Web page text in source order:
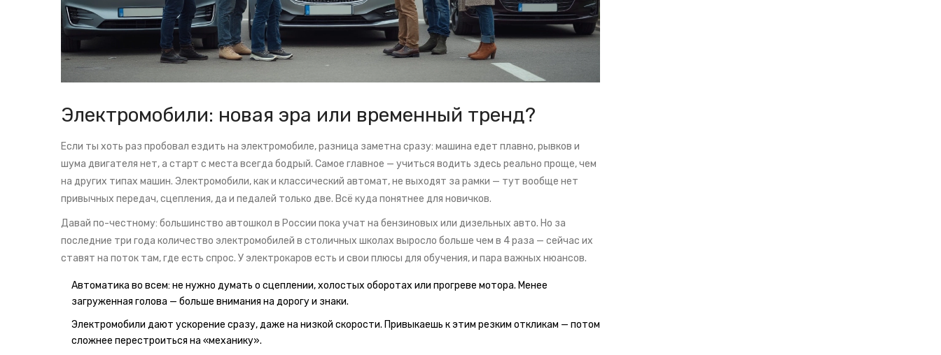
Электромобили: новая эра или временный тренд?
Если ты хоть раз пробовал ездить на электромобиле, разница заметна сразу: машина едет плавно, рывков и
шума двигателя нет, а старт с места всегда бодрый. Самое главное — учиться водить здесь реально проще, чем
на других типах машин. Электромобили, как и классический автомат, не выходят за рамки — тут вообще нет
привычных передач, сцепления, да и педалей только две. Всё куда понятнее для новичков.
Давай по-честному: большинство автошкол в России пока учат на бензиновых или дизельных авто. Но за
последние три года количество электромобилей в столичных школах выросло больше чем в 4 раза — сейчас их
ставят на поток там, где есть спрос. У электрокаров есть и свои плюсы для обучения, и пара важных нюансов.
Автоматика во всем: не нужно думать о сцеплении, холостых оборотах или прогреве мотора. Менее
загруженная голова — больше внимания на дорогу и знаки.
Электромобили дают ускорение сразу, даже на низкой скорости. Привыкаешь к этим резким откликам — потом
сложнее перестроиться на «механику».